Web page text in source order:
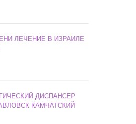
ЛЕЧЕНИЕ В ИЗРАИЛЕ
ДИСПАНСЕР
КАМЧАТСКИЙ